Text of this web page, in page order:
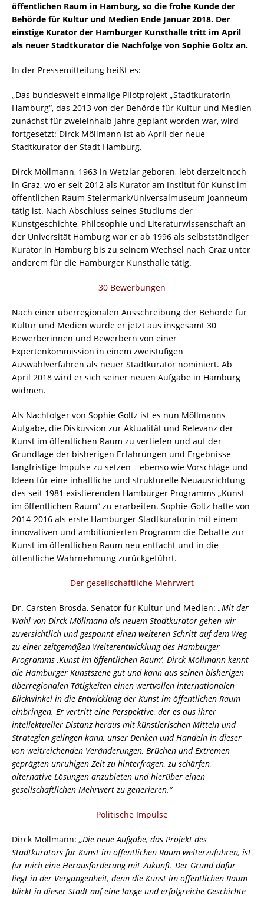
öffentlichen Raum in Hamburg, so die frohe Kunde der
Behörde für Kultur und Medien Ende Januar 2018. Der
einstige Kurator der Hamburger Kunsthalle tritt im April
als neuer Stadtkurator die Nachfolge von Sophie Goltz an.
In der Pressemitteilung heißt es:
„Das bundesweit einmalige Pilotprojekt „Stadtkuratorin
Hamburg“, das 2013 von der Behörde für Kultur und Medien
zunächst für zweieinhalb Jahre geplant worden war, wird
fortgesetzt: Dirck Möllmann ist ab April der neue
Stadtkurator der Stadt Hamburg.
Dirck Möllmann, 1963 in Wetzlar geboren, lebt derzeit noch
in Graz, wo er seit 2012 als Kurator am Institut für Kunst im
öffentlichen Raum Steiermark/Universalmuseum Joanneum
tätig ist. Nach Abschluss seines Studiums der
Kunstgeschichte, Philosophie und Literaturwissenschaft an
der Universität Hamburg war er ab 1996 als selbstständiger
Kurator in Hamburg bis zu seinem Wechsel nach Graz unter
anderem für die Hamburger Kunsthalle tätig.
30 Bewerbungen
Nach einer überregionalen Ausschreibung der Behörde für
Kultur und Medien wurde er jetzt aus insgesamt 30
Bewerberinnen und Bewerbern von einer
Expertenkommission in einem zweistufigen
Auswahlverfahren als neuer Stadtkurator nominiert. Ab
April 2018 wird er sich seiner neuen Aufgabe in Hamburg
widmen.
Als Nachfolger von Sophie Goltz ist es nun Möllmanns
Aufgabe, die Diskussion zur Aktualität und Relevanz der
Kunst im öffentlichen Raum zu vertiefen und auf der
Grundlage der bisherigen Erfahrungen und Ergebnisse
langfristige Impulse zu setzen – ebenso wie Vorschläge und
Ideen für eine inhaltliche und strukturelle Neuausrichtung
des seit 1981 existierenden Hamburger Programms „Kunst
im öffentlichen Raum“ zu erarbeiten. Sophie Goltz hatte von
2014-2016 als erste Hamburger Stadtkuratorin mit einem
innovativen und ambitionierten Programm die Debatte zur
Kunst im öffentlichen Raum neu entfacht und in die
öffentliche Wahrnehmung zurückgeführt.
Der gesellschaftliche Mehrwert
Dr. Carsten Brosda, Senator für Kultur und Medien: „Mit der
Wahl von Dirck Möllmann als neuem Stadtkurator gehen wir
zuversichtlich und gespannt einen weiteren Schritt auf dem Weg
zu einer zeitgemäßen Weiterentwicklung des Hamburger
Programms ‚Kunst im öffentlichen Raum‘. Dirck Möllmann kennt
die Hamburger Kunstszene gut und kann aus seinen bisherigen
überregionalen Tätigkeiten einen wertvollen internationalen
Blickwinkel in die Entwicklung der Kunst im öffentlichen Raum
einbringen. Er vertritt eine Perspektive, der es aus ihrer
intellektueller Distanz heraus mit künstlerischen Mitteln und
Strategien gelingen kann, unser Denken und Handeln in dieser
von weitreichenden Veränderungen, Brüchen und Extremen
geprägten unruhigen Zeit zu hinterfragen, zu schärfen,
alternative Lösungen anzubieten und hierüber einen
gesellschaftlichen Mehrwert zu generieren.“
Politische Impulse
Dirck Möllmann: „Die neue Aufgabe, das Projekt des
Stadtkurators für Kunst im öffentlichen Raum weiterzuführen, ist
für mich eine Herausforderung mit Zukunft. Der Grund dafür
liegt in der Vergangenheit, denn die Kunst im öffentlichen Raum
blickt in dieser Stadt auf eine lange und erfolgreiche Geschichte